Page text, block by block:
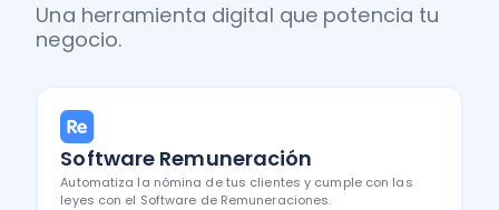
Una herramienta digital que potencia tu
negocio.
Software Remuneración
Automatiza la nómina de tus clientes y cumple con las
leyes con el Software de Remuneraciones.